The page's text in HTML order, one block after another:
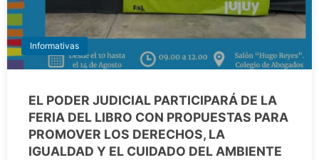
Informativas
EL PODER JUDICIAL PARTICIPARÁ DE LA
FERIA DEL LIBRO CON PROPUESTAS PARA
PROMOVER LOS DERECHOS, LA
IGUALDAD Y EL CUIDADO DEL AMBIENTE